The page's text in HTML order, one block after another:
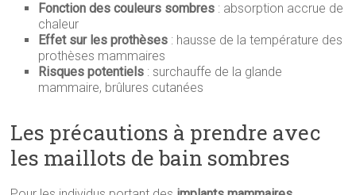
Fonction des couleurs sombres : absorption accrue de
chaleur
Effet sur les prothèses : hausse de la température des
prothèses mammaires
Risques potentiels : surchauffe de la glande
mammaire, brûlures cutanées
Les précautions à prendre avec
les maillots de bain sombres